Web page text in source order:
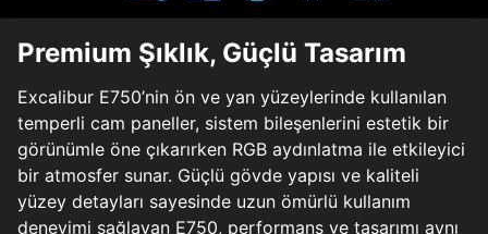
Premium Şıklık, Güçlü Tasarım
Excalibur E750’nin ön ve yan yüzeylerinde kullanılan
temperli cam paneller, sistem bileşenlerini estetik bir
görünümle öne çıkarırken RGB aydınlatma ile etkileyici
bir atmosfer sunar. Güçlü gövde yapısı ve kaliteli
yüzey detayları sayesinde uzun ömürlü kullanım
deneyimi sağlayan E750, performans ve tasarımı aynı